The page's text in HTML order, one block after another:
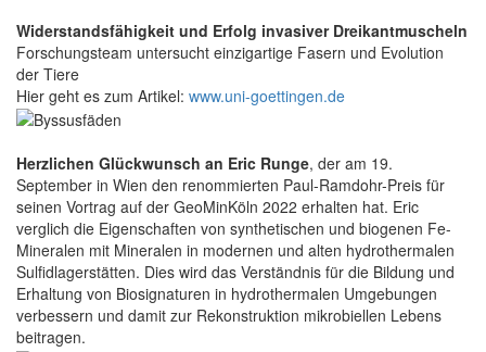
Widerstandsfähigkeit und Erfolg invasiver Dreikantmuscheln
Forschungsteam untersucht einzigartige Fasern und Evolution
der Tiere
Hier geht es zum Artikel: www.uni-goettingen.de
Herzlichen Glückwunsch an Eric Runge, der am 19.
September in Wien den renommierten Paul-Ramdohr-Preis für
seinen Vortrag auf der GeoMinKöln 2022 erhalten hat. Eric
verglich die Eigenschaften von synthetischen und biogenen Fe-
Mineralen mit Mineralen in modernen und alten hydrothermalen
Sulfidlagerstätten. Dies wird das Verständnis für die Bildung und
Erhaltung von Biosignaturen in hydrothermalen Umgebungen
verbessern und damit zur Rekonstruktion mikrobiellen Lebens
beitragen.